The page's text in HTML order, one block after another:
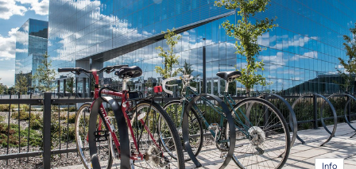
Info